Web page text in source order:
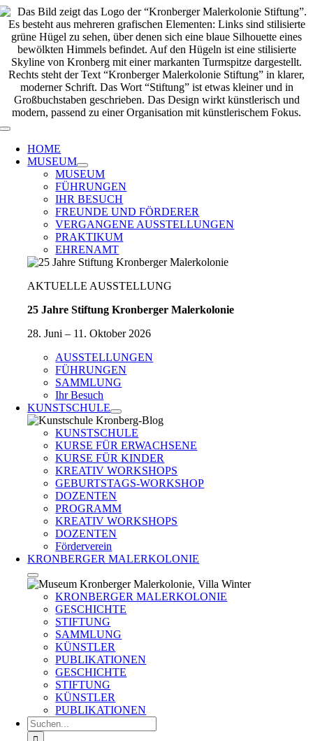
Zum
Inhalt
springen
Toggle
Navigation
HOME
MUSEUM
MUSEUM
FÜHRUNGEN
IHR BESUCH
FREUNDE UND FÖRDERER
VERGANGENE AUSSTELLUNGEN
PRAKTIKUM
EHRENAMT
AKTUELLE AUSSTELLUNG
25 Jahre Stiftung Kronberger Malerkolonie
28. Juni – 11. Oktober 2026
AUSSTELLUNGEN
FÜHRUNGEN
SAMMLUNG
Ihr Besuch
KUNSTSCHULE
KUNSTSCHULE
KURSE FÜR ERWACHSENE
KURSE FÜR KINDER
KREATIV WORKSHOPS
GEBURTSTAGS-WORKSHOP
DOZENTEN
PROGRAMM
KREATIV WORKSHOPS
DOZENTEN
Förderverein
KRONBERGER MALERKOLONIE
KRONBERGER MALERKOLONIE
GESCHICHTE
STIFTUNG
SAMMLUNG
KÜNSTLER
PUBLIKATIONEN
GESCHICHTE
STIFTUNG
KÜNSTLER
PUBLIKATIONEN
Suche
nach: